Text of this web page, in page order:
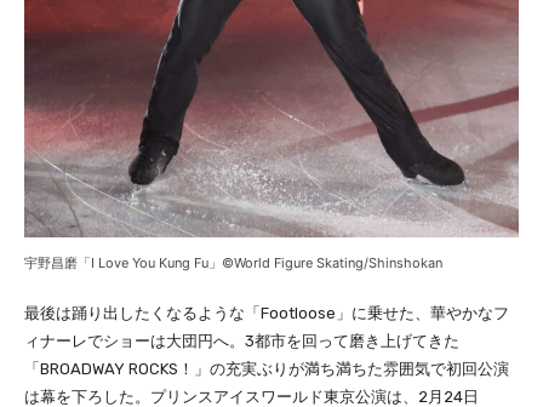
宇野昌磨「I Love You Kung Fu」©World Figure Skating/Shinshokan
最後は踊り出したくなるような「Footloose」に乗せた、華やかなフ
ィナーレでショーは大団円へ。3都市を回って磨き上げてきた
「BROADWAY ROCKS！」の充実ぶりが満ち満ちた雰囲気で初回公演
は幕を下ろした。プリンスアイスワールド東京公演は、2月24日